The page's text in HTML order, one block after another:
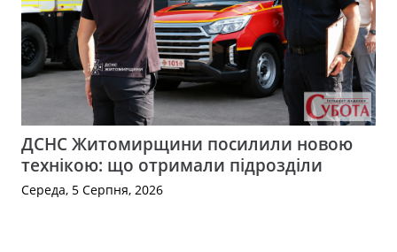
ДСНС Житомирщини посилили новою
технікою: що отримали підрозділи
Середа, 5 Серпня, 2026